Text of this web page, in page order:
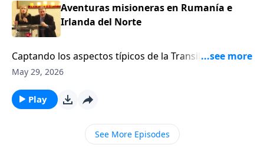
Aventuras misioneras en Rumanía e
Irlanda del Norte
Captando los aspectos típicos de la Transilvania
histórica, Turda es una pequeña ciudad que durante
escalofriante que penetra hasta los huesos. Pero
Dios, qué es más fuerte que cualquier circunstancia,
irrumpió en medio de la comunidad cristiana de
Turda y trajo el calor de su Espíritu Santo y la luz de
May 29, 2026
Play
See More Episodes